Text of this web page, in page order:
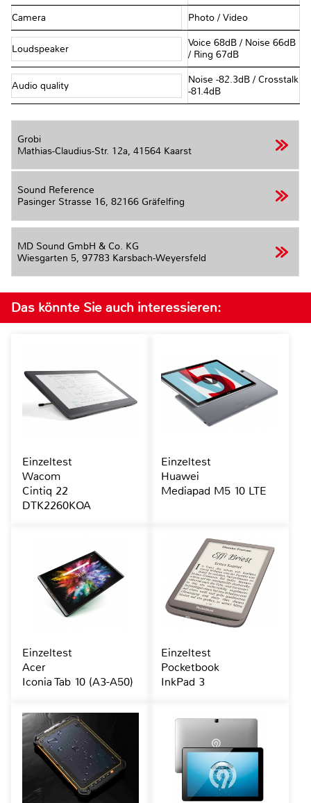
Camera Photo / Video
Loudspeaker
Voice 68dB / Noise 66dB
/ Ring 67dB
Audio quality
Noise -82.3dB / Crosstalk
-81.4dB
Grobi
Mathias-Claudius-Str. 12a, 41564 Kaarst
Sound Reference
Pasinger Strasse 16, 82166 Gräfelfing
MD Sound GmbH & Co. KG
Wiesgarten 5, 97783 Karsbach-Weyersfeld
Das könnte Sie auch interessieren:
Einzeltest
Wacom
Cintiq 22
DTK2260KOA
Einzeltest
Huawei
Mediapad M5 10 LTE
Einzeltest
Acer
Iconia Tab 10 (A3-A50)
Einzeltest
Pocketbook
InkPad 3